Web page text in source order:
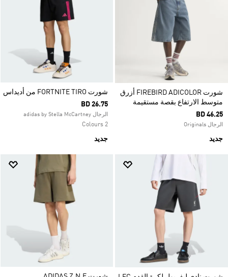
شورت FIREBIRD ADICOLOR أزرق
متوسط الارتفاع بقصة مستقيمة
BD 46.25
الرجال Originals
جديد
شورت FORTNITE TIRO من أديداس
BD 26.75
الرجال adidas by Stella McCartney
2 Colours
جديد